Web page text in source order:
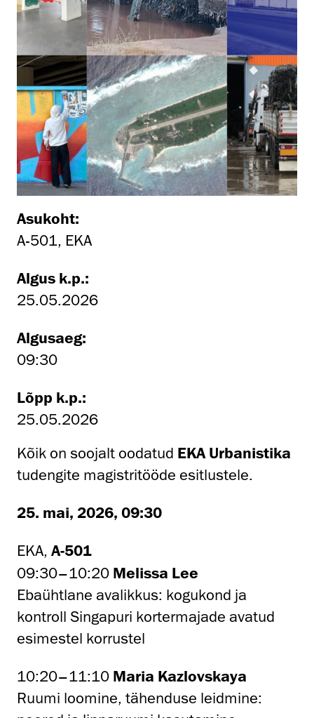
Asukoht:
A-501, EKA
Algus k.p.:
25.05.2026
Algusaeg:
09:30
Lõpp k.p.:
25.05.2026
Kõik on soojalt oodatud EKA Urbanistika
tudengite magistritööde esitlustele.
25. mai, 2026, 09:30
EKA, A-501
09:30–10:20 Melissa Lee
Ebaühtlane avalikkus: kogukond ja
kontroll Singapuri kortermajade avatud
esimestel korrustel
10:20–11:10 Maria Kazlovskaya
Ruumi loomine, tähenduse leidmine: